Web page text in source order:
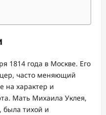
1814 года в Москве. Его
часто меняющий
на характер и
Мать Михаила Уклея,
была тихой и